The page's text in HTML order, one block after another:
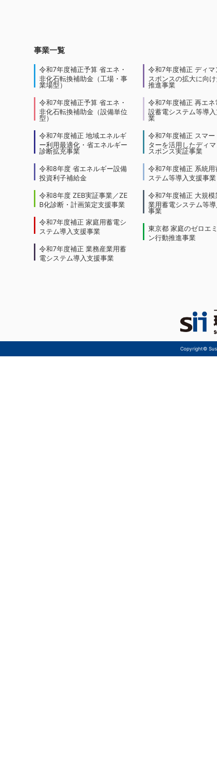
事業一覧
令和7年度補正予算 省エネ・
非化石転換補助金（工場・事
業場型）
令和7年度補正予算 省エネ・
非化石転換補助金（設備単位
型）
令和7年度補正 地域エネルギ
ー利用最適化・省エネルギー
診断拡充事業
令和8年度 省エネルギー設備
投資利子補給金
令和8年度 ZEB実証事業／ZE
B化診断・計画策定支援事業
令和7年度補正 家庭用蓄電シ
ステム導入支援事業
令和7年度補正 業務産業用蓄
電システム導入支援事業
令和7年度補正 ディマ
スポンスの拡大に向
推進事業
令和7年度補正 再エネ
設蓄電システム等導
業
令和7年度補正 スマー
ターを活用したディ
スポンス実証事業
令和7年度補正 系統用
ステム等導入支援事業
令和7年度補正 大規模
業用蓄電システム等
事業
東京都 家庭のゼロエ
ン行動推進事業
Copyright©